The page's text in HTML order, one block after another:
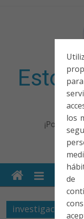
los
de
Esto
¡Porque
investigación